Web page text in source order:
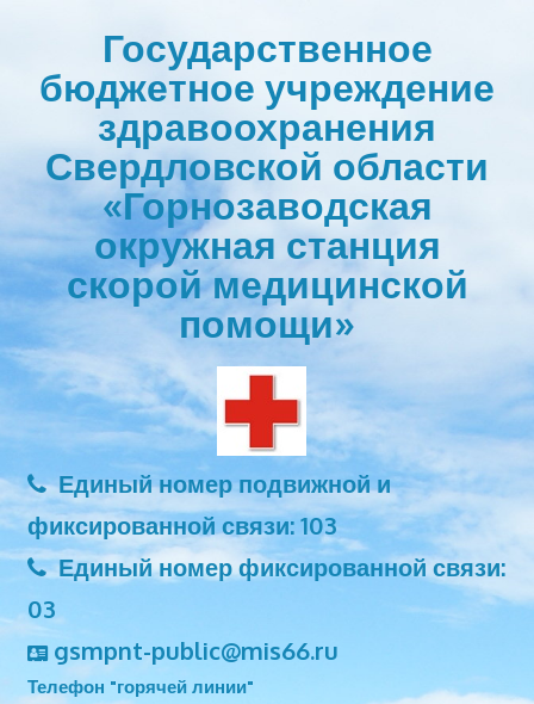
содержимому
Государственное
бюджетное учреждение
здравоохранения
Свердловской области
«Горнозаводская
окружная станция
скорой медицинской
помощи»
Единый номер подвижной и
фиксированной связи: 103
Единый номер фиксированной связи:
03
gsmpnt-public@mis66.ru
Телефон "горячей линии"